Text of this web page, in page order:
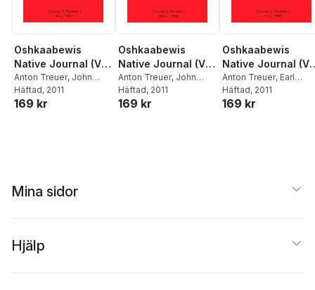
Oshkaabewis
Native Journal (Vol.
4, No. 2)
Anton Treuer, John
Nichols ,Collins
Oakgrove
Häftad, 2011
169 kr
Oshkaabewis
Native Journal (Vol.
3, No. 1)
Anton Treuer, John
Nichols ,Emma Fisher
Häftad, 2011
169 kr
Oshkaabewis
Native Journal
2, No. 1)
Anton Treuer, Earl
(Otchingwanigan)
Nyholm,
Häftad, 2011
169 kr
Mina sidor
Hjälp